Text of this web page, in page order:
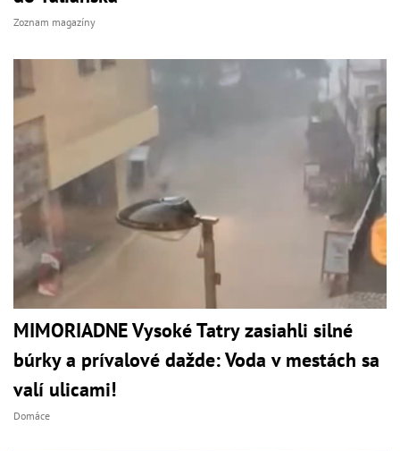
Zoznam magazíny
MIMORIADNE Vysoké Tatry zasiahli silné
búrky a prívalové dažde: Voda v mestách sa
valí ulicami!
Domáce